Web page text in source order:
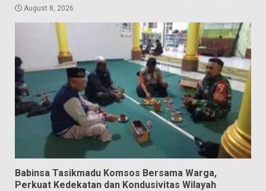
August 8, 2026
Babinsa Tasikmadu Komsos Bersama Warga,
Perkuat Kedekatan dan Kondusivitas Wilayah